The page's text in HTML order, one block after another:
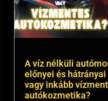
A víz nélküli
előnyei és hátrányai
vagy inkább
autókozmetika?